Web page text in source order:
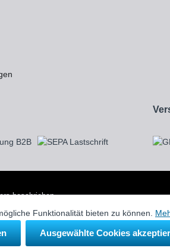
beschrieben.
Funktionalität bieten zu können.
Ausgewählte Cookies